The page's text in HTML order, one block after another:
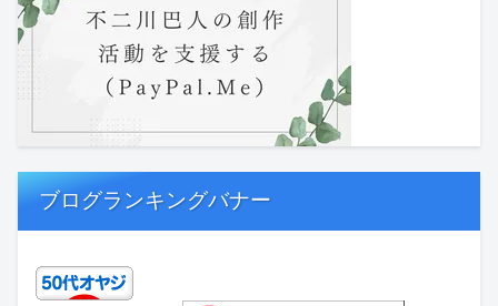
ブログランキングバナー